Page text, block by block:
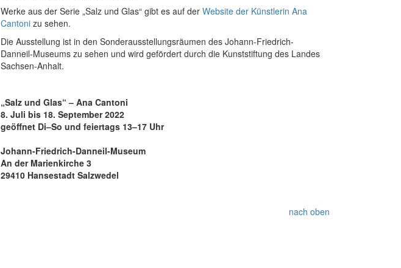
Werke aus der Serie „Salz und Glas“ gibt es auf der Website der Künstlerin Ana
Cantoni zu sehen.
Die Ausstellung ist in den Sonderausstellungsräumen des Johann-Friedrich-
Danneil-Museums zu sehen und wird gefördert durch die Kunststiftung des Landes
Sachsen-Anhalt.
„Salz und Glas“ – Ana Cantoni
8. Juli bis 18. September 2022
geöffnet Di–So und feiertags 13–17 Uhr
Johann-Friedrich-Danneil-Museum
An der Marienkirche 3
29410 Hansestadt Salzwedel
nach oben